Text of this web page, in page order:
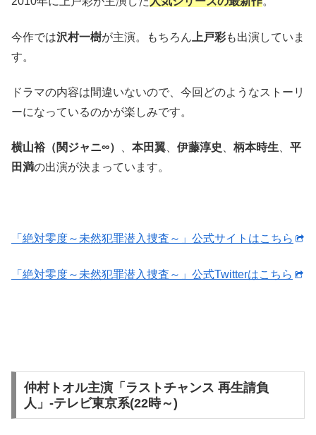
今作では沢村一樹が主演。もちろん 上戸彩も出演していま
す。
ドラマの内容は間違いないので、今回どのようなストーリ
ーになっているのかが楽しみです。
横山裕（関ジャニ∞） 本田翼 伊藤淳史 柄本時生
平
田満の出演が決まっています。
「絶対零度～未然犯罪潜入捜査～」公式サイトはこちら
「絶対零度～未然犯罪潜入捜査～」公式Twitterはこちら
仲村トオル主演「ラストチャンス 再生請負
人」-テレビ東京系(22時～)